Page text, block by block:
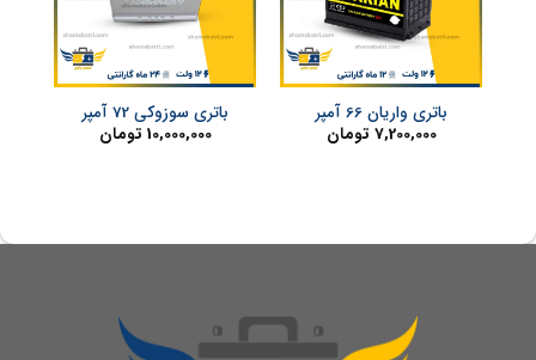
باتری واریان 66 آمپر
7,200,000 تومان
باتری سوزوکی 72 آمپر
10,000,000 تومان